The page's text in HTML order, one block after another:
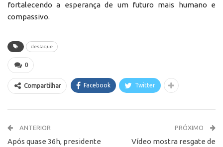
fortalecendo a esperança de um futuro mais humano e
compassivo.
destaque
0
Compartilhar Facebook Twitter
ANTERIOR
Após quase 36h, presidente
PRÓXIMO
Vídeo mostra resgate de